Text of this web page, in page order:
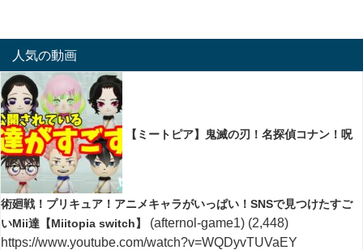
人気の動画
【ミートピア】鬼滅の刃！名探偵コナン！呪
術廻戦！プリキュア！アニメキャラがいっぱい！SNSで見つけたすご
いMii達【Miitopia switch】
(afternol-game1) (2,448)
https://www.youtube.com/watch?v=WQDyvTUVaEY